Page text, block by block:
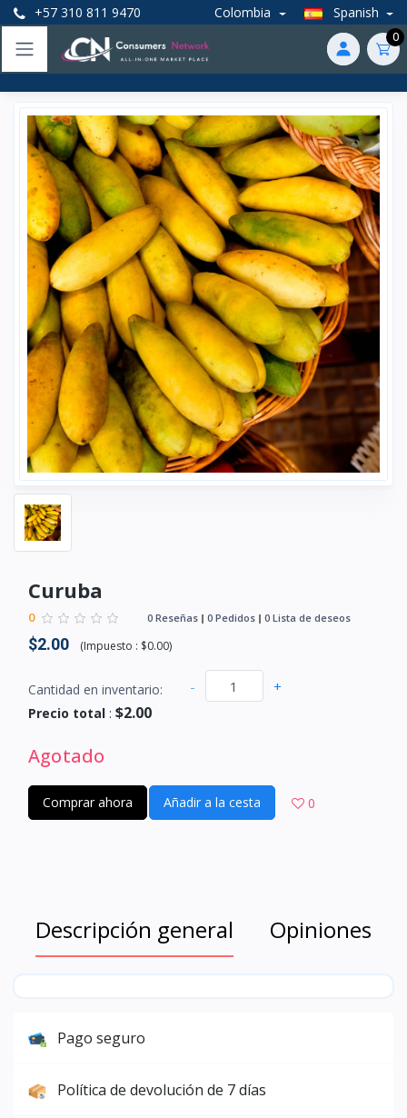
+57 310 811 9470 Colombia Spanish
0
Curuba
0 0 Reseñas 0 Pedidos 0 Lista de deseos
$2.00 (Impuesto : $0.00)
Cantidad en inventario: - +
Precio total : $2.00
Agotado
Comprar ahora Añadir a la cesta 0
Descripción general Opiniones
Pago seguro
Política de devolución de 7 días